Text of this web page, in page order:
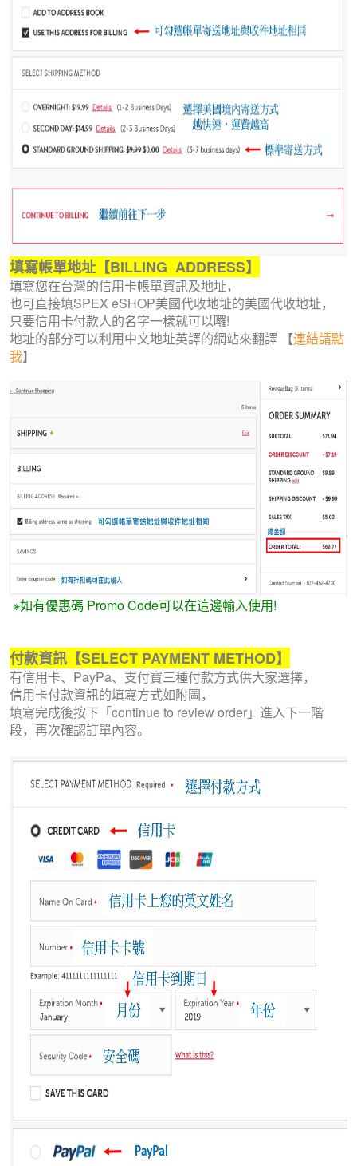
填寫帳單地址【BILLING ADDRESS】
填寫您在台灣的信用卡帳單資訊及地址，
也可直接填SPEX eSHOP美國代收地址的美國代收地址，
只要信用卡付款人的名字一樣就可以囉!
地址的部分可以利用中文地址英譯的網站來翻譯 【連結請點
我】
※如有優惠碼 Promo Code可以在這邊輸入使用!
付款資訊 【SELECT PAYMENT METHOD】
有信用卡、PayPa、支付寶三種付款方式供大家選擇，
信用卡付款資訊的填寫方式如附圖，
填寫完成後按下「continue to review order」進入下一階
段，再次確認訂單內容。